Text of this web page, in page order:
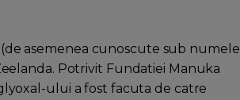
asemenea cunoscute sub numele
Potrivit Fundatiei Manuka
ului a fost facuta de catre